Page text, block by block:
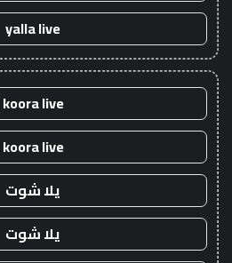
yalla live
koora live
koora live
يلا شوت
يلا شوت